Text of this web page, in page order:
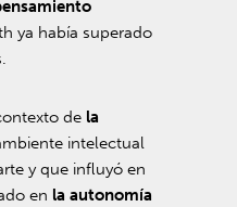
ya había superado
de la
intelectual
y que influyó en
en la autonomía